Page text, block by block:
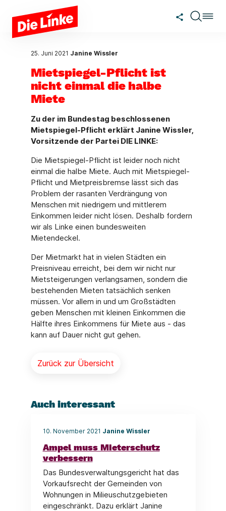
Zum Hauptinhalt springen
25. Juni 2021 Janine Wissler
Mietspiegel-Pflicht ist
nicht einmal die halbe
Miete
Zu der im Bundestag beschlossenen
Mietspiegel-Pflicht erklärt Janine Wissler,
Vorsitzende der Partei DIE LINKE:
Die Mietspiegel-Pflicht ist leider noch nicht
einmal die halbe Miete. Auch mit Mietspiegel-
Pflicht und Mietpreisbremse lässt sich das
Problem der rasanten Verdrängung von
Menschen mit niedrigem und mittlerem
Einkommen leider nicht lösen. Deshalb fordern
wir als Linke einen bundesweiten
Mietendeckel.
Der Mietmarkt hat in vielen Städten ein
Preisniveau erreicht, bei dem wir nicht nur
Mietsteigerungen verlangsamen, sondern die
bestehenden Mieten tatsächlich senken
müssen. Vor allem in und um Großstädten
geben Menschen mit kleinen Einkommen die
Hälfte ihres Einkommens für Miete aus - das
kann auf Dauer nicht gut gehen.
Zurück zur Übersicht
Auch interessant
10. November 2021 Janine Wissler
Ampel muss Mieterschutz
verbessern
Das Bundesverwaltungsgericht hat das
Vorkaufsrecht der Gemeinden von
Wohnungen in Milieuschutzgebieten
eingeschränkt. Dazu erklärt Janine